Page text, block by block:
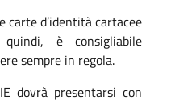
carte d’identità cartacee
è consigliabile
sempre in regola.
dovrà presentarsi con